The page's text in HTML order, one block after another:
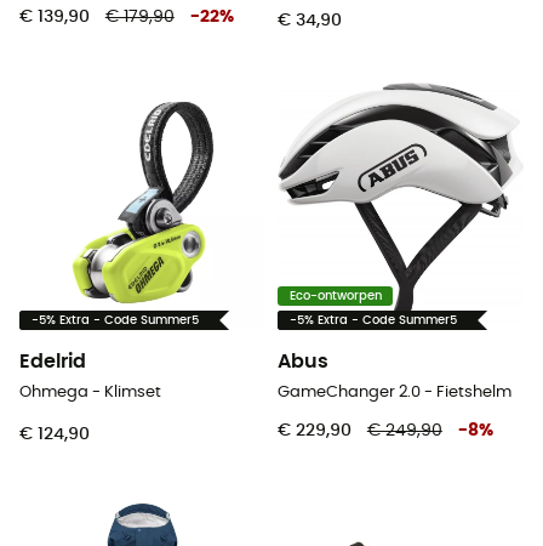
€ 139,90 € 179,90 -22% € 34,90
-5% Extra - Code Summer5
Edelrid
Ohmega - Klimset
€ 124,90
Eco-ontworpen
-5% Extra - Code Summer5
Abus
GameChanger 2.0 - Fietshelm
€ 229,90 € 249,90 -8%